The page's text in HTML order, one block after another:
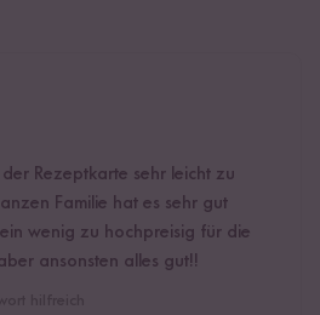
Rezeptkarte sehr leicht zu
Familie hat es sehr gut
wenig zu hochpreisig für die
ansonsten alles gut!!